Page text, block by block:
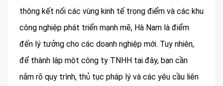
thông kết nối các vùng kinh tế trọng điểm và các khu
công nghiệp phát triển mạnh mẽ, Hà Nam là điểm
đến lý tưởng cho các doanh nghiệp mới. Tuy nhiên,
để thành lập một công ty TNHH tại đây, bạn cần
nắm rõ quy trình, thủ tục pháp lý và các yêu cầu liên